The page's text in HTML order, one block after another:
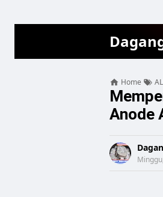
Home
Anode